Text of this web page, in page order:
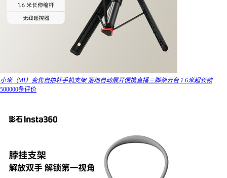
小米（MI）变焦自拍杆手机支架 落地自动展开便携直播三脚架云台 1.6米超长款
500000条评价